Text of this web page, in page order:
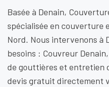
Basée à Denain,
spécialisée en couverture
Nord. Nous intervenons à
besoins : Couvreur
de gouttières et entretien
devis gratuit directement